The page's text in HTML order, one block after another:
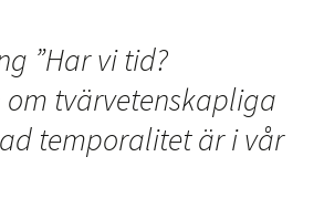
”Har vi tid?
tvärvetenskapliga
temporalitet är i vår